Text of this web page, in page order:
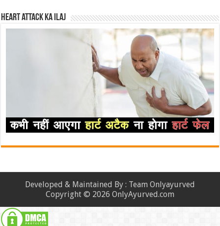
Heart attack ka ilaj
Developed & Maintained By : Team Onlyayurved
Copyright © 2026 OnlyAyurved.com